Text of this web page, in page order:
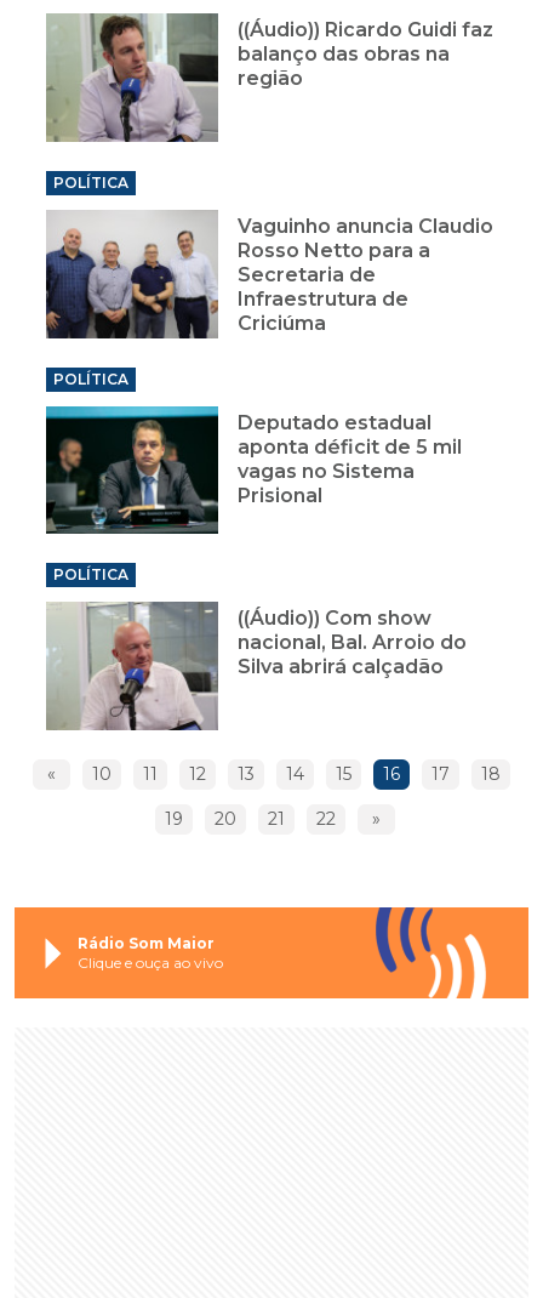
((Áudio)) Ricardo Guidi faz
balanço das obras na
região
POLÍTICA
Vaguinho anuncia Claudio
Rosso Netto para a
Secretaria de
Infraestrutura de
Criciúma
POLÍTICA
Deputado estadual
aponta déficit de 5 mil
vagas no Sistema
Prisional
POLÍTICA
((Áudio)) Com show
nacional, Bal. Arroio do
Silva abrirá calçadão
« 10 11 12 13 14 15 16 17 18
19 20 21 22 »
Rádio Som Maior
Clique e ouça ao vivo